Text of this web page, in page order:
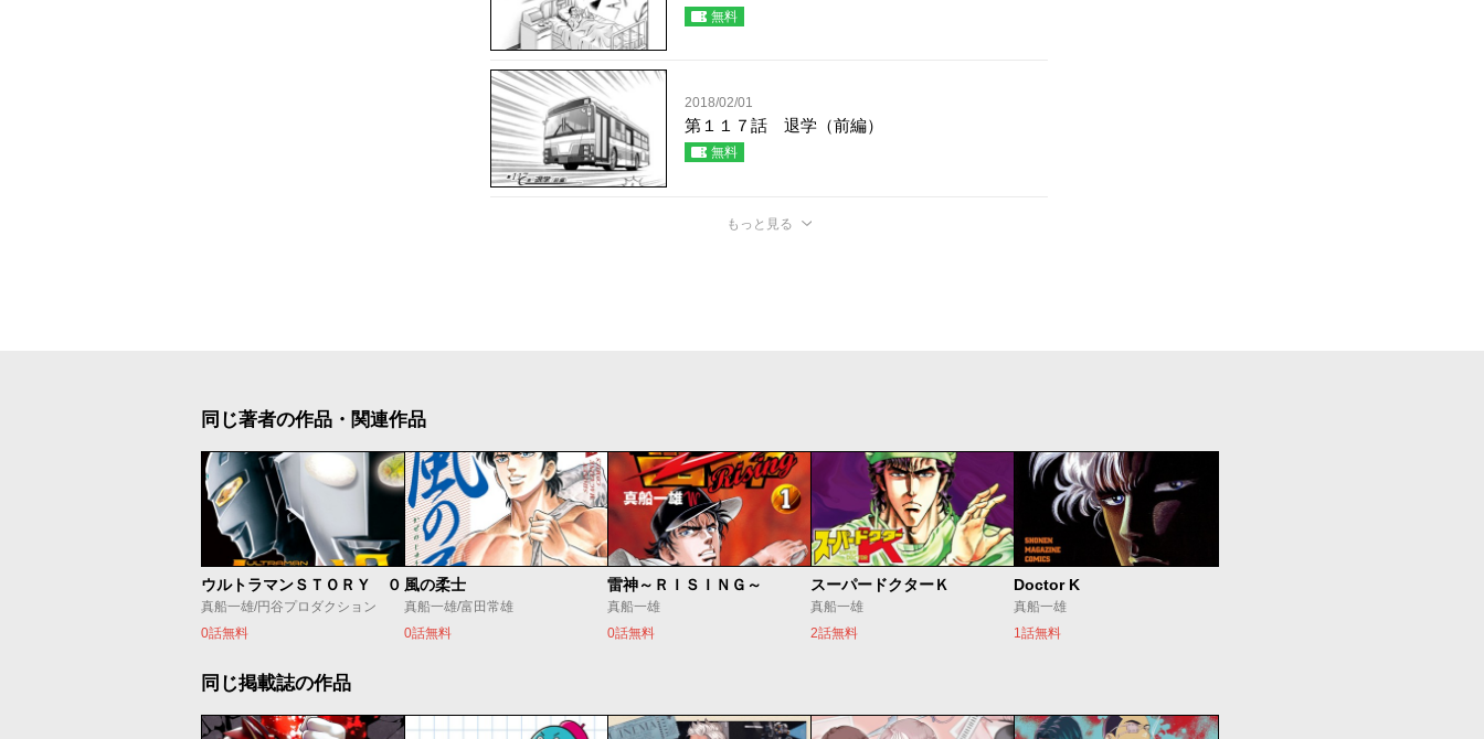
無料
2018/02/01
第１１７話 退学（前編）
無料
もっと見る
同じ著者の作品・関連作品
ウルトラマンＳＴＯＲＹ ０
真船一雄/円谷プロダクション
0話無料
風の柔士
真船一雄/富田常雄
0話無料
雷神～ＲＩＳＩＮＧ～
真船一雄
0話無料
スーパードクターＫ
真船一雄
2話無料
Doctor K
真船一雄
1話無料
同じ掲載誌の作品